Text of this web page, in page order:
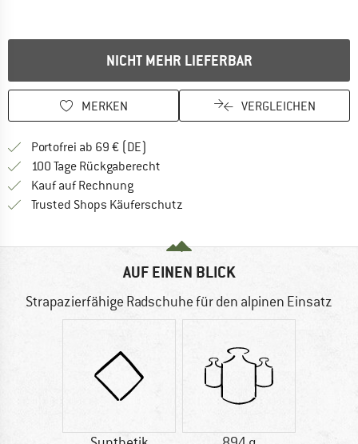
NICHT MEHR LIEFERBAR
MERKEN VERGLEICHEN
Portofrei ab 69 € (DE)
100 Tage Rückgaberecht
Kauf auf RechnungFinde die Zahlungs-Infos hier! Öffnet
Trusted Shops Käuferschutz
AUF EINEN BLICK
Strapazierfähige Radschuhe für den alpinen Einsatz